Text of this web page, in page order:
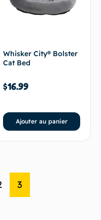
Whisker City® Bolster
Cat Bed
$16.99
Ajouter au panier
3